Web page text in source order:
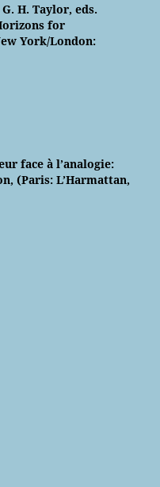
H. Taylor, eds.
for
York/London:
face à l’analogie:
(Paris: L’Harmattan,